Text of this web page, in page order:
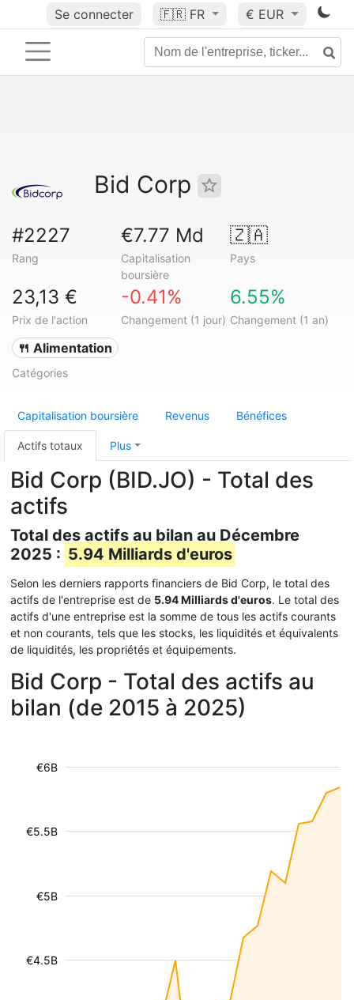
Se connecter 🇫🇷 FR € EUR
Bid Corp
#2227
Rang
€7.77 Md
Capitalisation
boursière
🇿🇦
Pays
23,13 €
Prix de l'action
-0.41%
Changement (1 jour)
6.55%
Changement (1 an)
🍴 Alimentation
Catégories
Capitalisation boursière Revenus Bénéfices
Actifs totaux Plus
Bid Corp (BID.JO) - Total des
actifs
Total des actifs au bilan au Décembre
2025 : 5.94 Milliards d'euros
Selon les derniers rapports financiers de Bid Corp, le total des
actifs de l'entreprise est de 5.94 Milliards d'euros. Le total des
actifs d'une entreprise est la somme de tous les actifs courants
et non courants, tels que les stocks, les liquidités et équivalents
de liquidités, les propriétés et équipements.
Bid Corp - Total des actifs au
bilan (de 2015 à 2025)
€4.5B
€5B
€5.5B
€6B